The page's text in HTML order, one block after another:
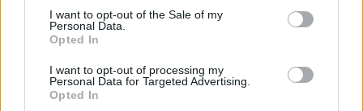
consent section.
I want to opt-out of the Sale of my
Personal Data.
Opted In
I want to opt-out of processing my
Personal Data for Targeted Advertising.
Opted In